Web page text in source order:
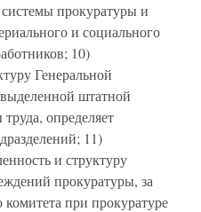
прокуратуры и
и социального
10)
Генеральной
штатной
определяет
11)
и структуру
прокуратуры, за
при прокуратуре